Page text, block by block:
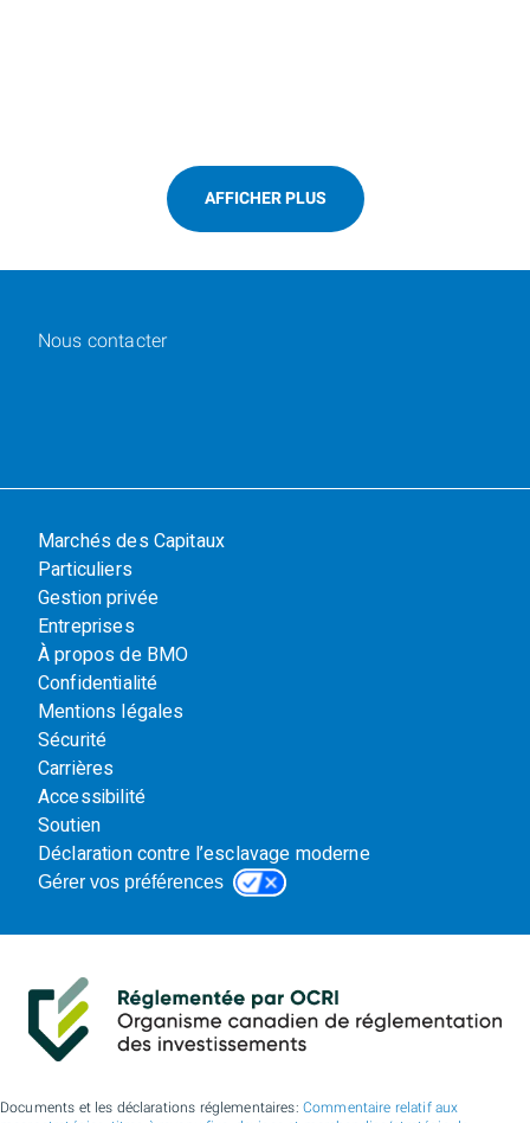
AFFICHER PLUS
Nous contacter
Marchés des Capitaux
Particuliers
Gestion privée
Entreprises
À propos de BMO
Confidentialité
Mentions légales
Sécurité
Carrières
Accessibilité
Soutien
Déclaration contre l’esclavage moderne
Gérer vos préférences
Documents et les déclarations réglementaires: Commentaire relatif aux